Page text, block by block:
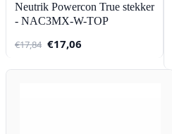
Neutrik Powercon True stekker
- NAC3MX-W-TOP
€17,84 Oorspronkelijke
was:
€17,06
is: